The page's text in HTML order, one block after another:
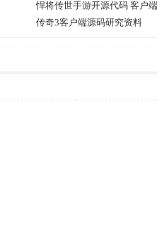
悍将传世手游开源代码 客户
传奇3客户端源码研究资料